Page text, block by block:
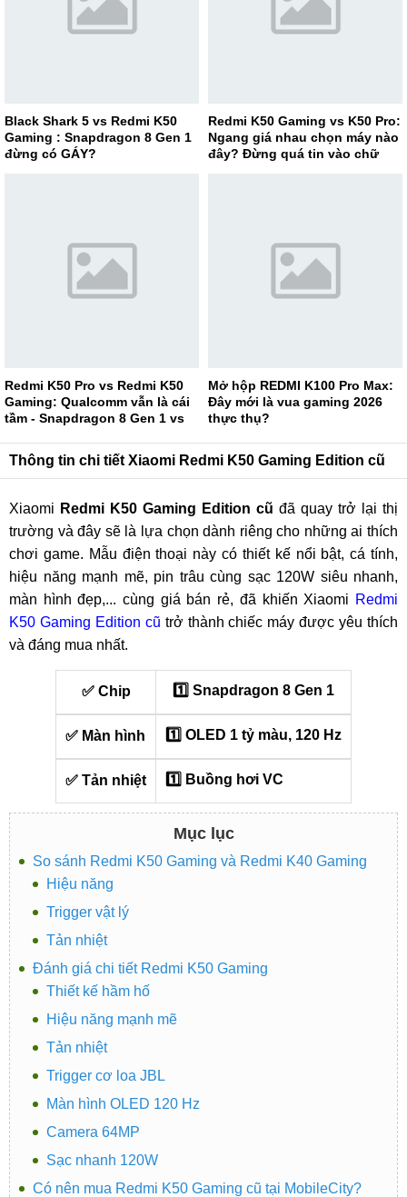
Black Shark 5 vs Redmi K50
Gaming : Snapdragon 8 Gen 1
đừng có GÁY?
Redmi K50 Gaming vs K50 Pro:
Ngang giá nhau chọn máy nào
đây? Đừng quá tin vào chữ
Redmi K50 Pro vs Redmi K50
Gaming: Qualcomm vẫn là cái
tầm - Snapdragon 8 Gen 1 vs
Mở hộp REDMI K100 Pro Max:
Đây mới là vua gaming 2026
thực thụ?
Thông tin chi tiết Xiaomi Redmi K50 Gaming Edition cũ
Xiaomi Redmi K50 Gaming Edition cũ đã quay trở lại thị
trường và đây sẽ là lựa chọn dành riêng cho những ai thích
chơi game. Mẫu điện thoại này có thiết kế nổi bật, cá tính,
hiệu năng mạnh mẽ, pin trâu cùng sạc 120W siêu nhanh,
màn hình đẹp,... cùng giá bán rẻ, đã khiến Xiaomi Redmi
K50 Gaming Edition cũ trở thành chiếc máy được yêu thích
và đáng mua nhất.
✅ Chip 1️⃣ Snapdragon 8 Gen 1
✅ Màn hình 1️⃣ OLED 1 tỷ màu, 120 Hz
✅ Tản nhiệt 1️⃣ Buồng hơi VC
Mục lục
So sánh Redmi K50 Gaming và Redmi K40 Gaming
Hiệu năng
Trigger vật lý
Tản nhiệt
Đánh giá chi tiết Redmi K50 Gaming
Thiết kế hầm hố
Hiệu năng mạnh mẽ
Tản nhiệt
Trigger cơ loa JBL
Màn hình OLED 120 Hz
Camera 64MP
Sạc nhanh 120W
Có nên mua Redmi K50 Gaming cũ tại MobileCity?